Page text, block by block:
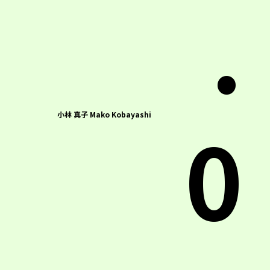
小林 真子 Mako Kobayashi
.
0